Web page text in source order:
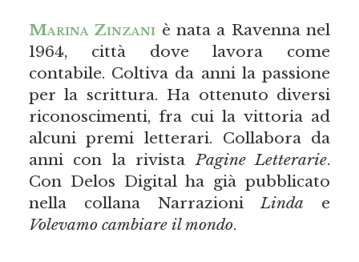
Marina Zinzani è nata a Ravenna nel
1964, città dove lavora come
contabile. Coltiva da anni la passione
per la scrittura. Ha ottenuto diversi
riconoscimenti, fra cui la vittoria ad
alcuni premi letterari. Collabora da
anni con la rivistaPagine Letterarie.
Con Delos Digital ha già pubblicato
nella collana NarrazioniLinda e
Volevamo cambiare il mondo.